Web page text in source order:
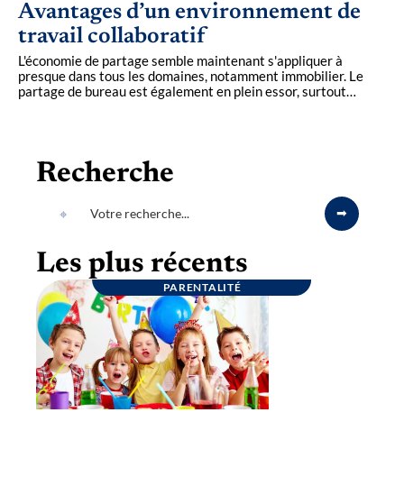
Avantages d’un environnement de
travail collaboratif
L'économie de partage semble maintenant s'appliquer à
presque dans tous les domaines, notamment immobilier. Le
partage de bureau est également en plein essor, surtout…
Recherche
Les plus récents
PARENTALITÉ